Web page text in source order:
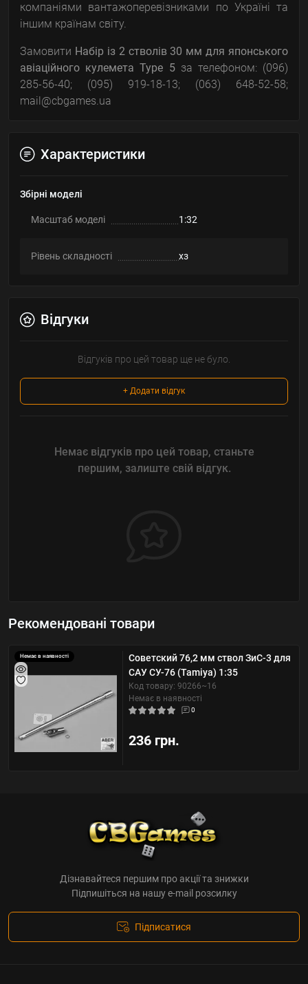
компаніями вантажоперевізниками по Україні та
іншим країнам світу.
Замовити Набір із 2 стволів 30 мм для японського
авіаційного кулемета Type 5за телефоном: (096)
285-56-40; (095) 919-18-13; (063) 648-52-58;
mail@cbgames.ua
Характеристики
Збірні моделі
Масштаб моделі 1:32
Рівень складності хз
Відгуки
Відгуків про цей товар ще не було.
+ Додати відгук
Немає відгуків про цей товар, станьте
першим, залиште свій відгук.
Рекомендовані товари
Немає в наявності
Советский 76,2 мм ствол ЗиС-3 для
САУ СУ-76 (Tamiya) 1:35
Код товару: 90266~16
Немає в наявності
0
236 грн.
Дізнавайтеся першим про акції та знижки
Підпишіться на нашу e-mail розсилку
Підписатися